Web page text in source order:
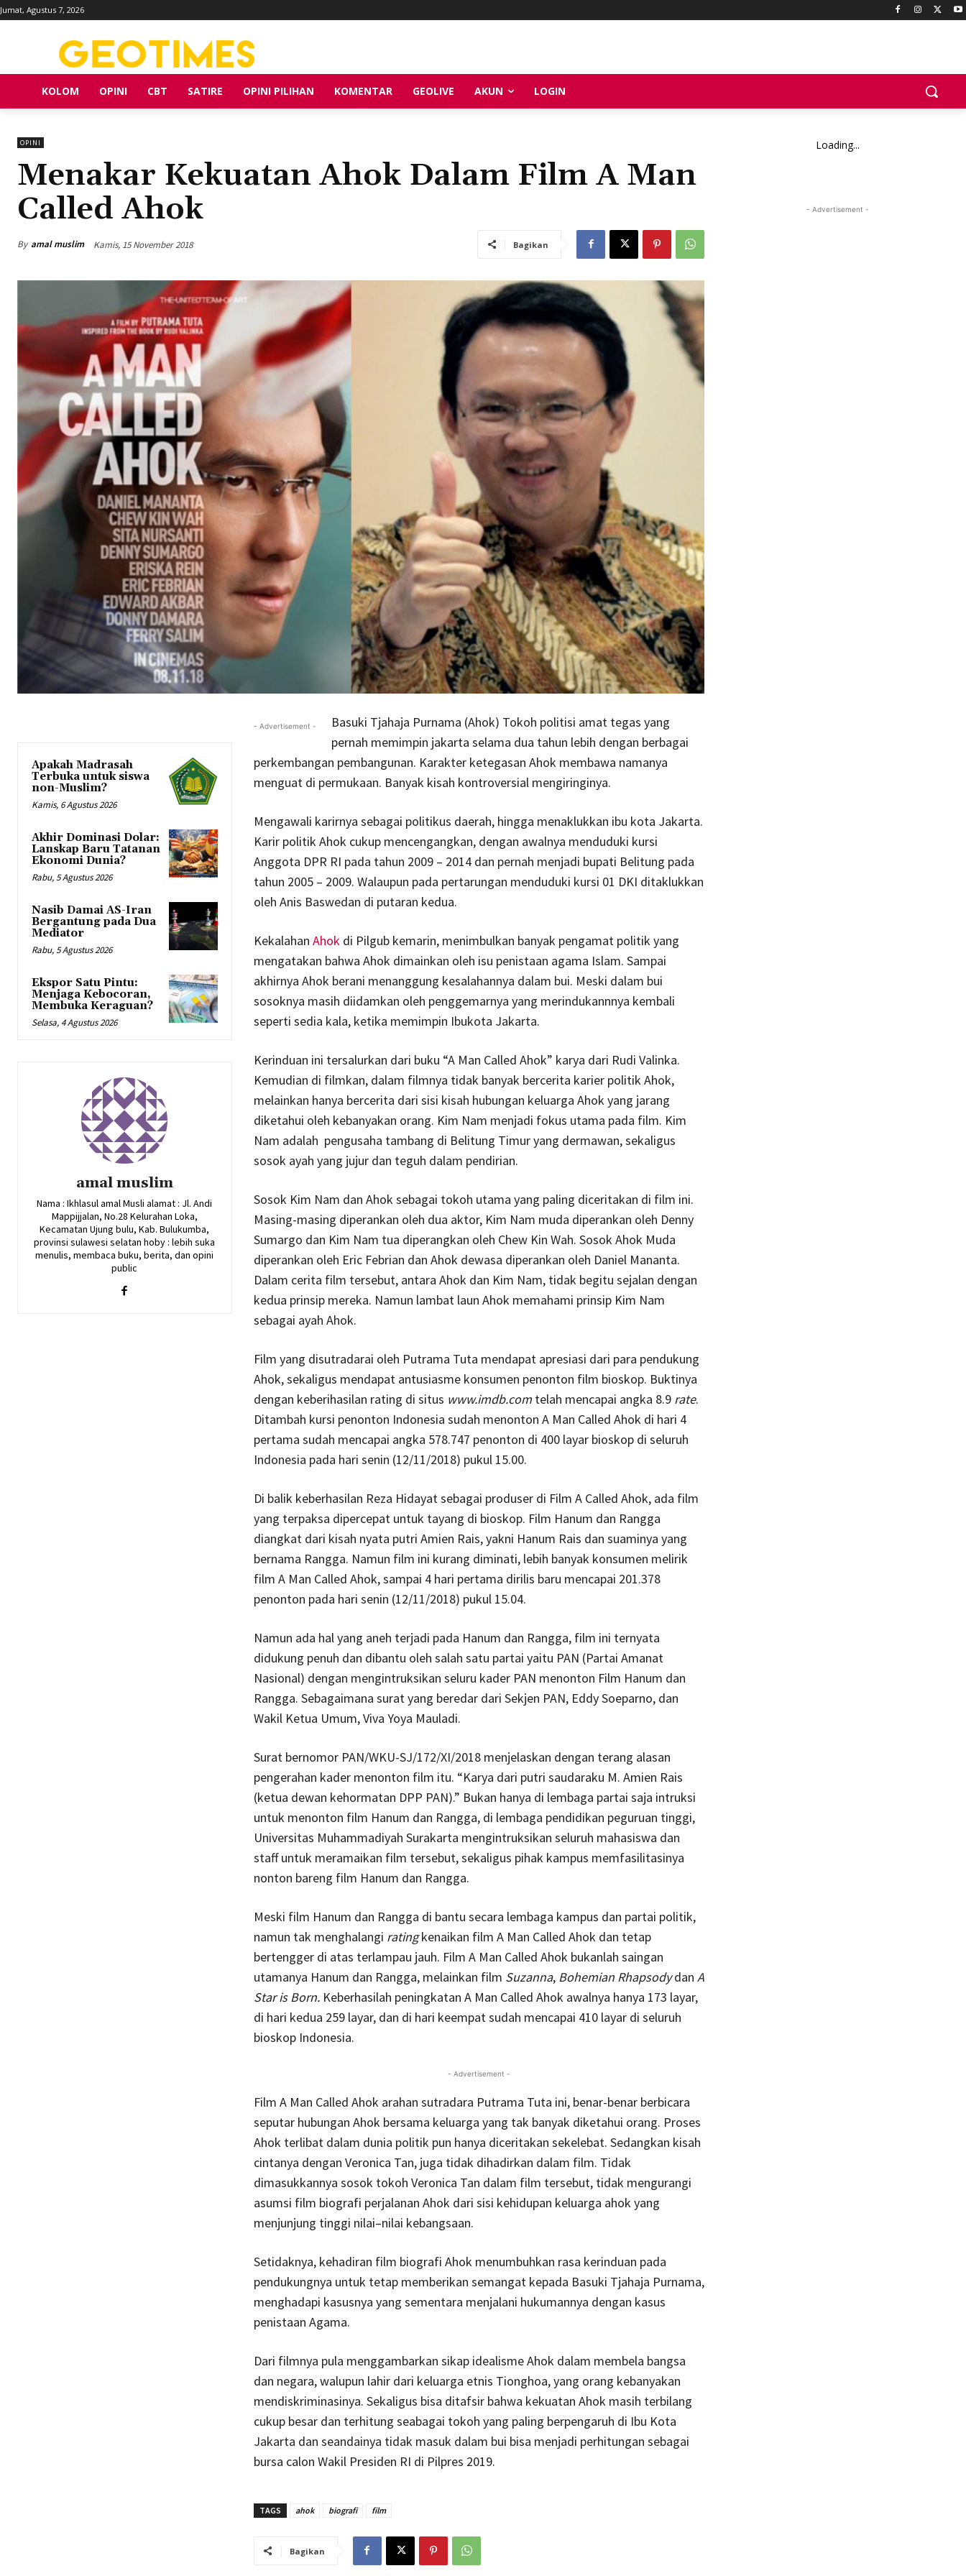
Jumat, Agustus 7, 2026
KOLOM OPINI CBT SATIRE OPINI PILIHAN KOMENTAR GEOLIVE AKUN LOGIN
OPINI
Menakar Kekuatan Ahok Dalam Film A Man
Called Ahok
By amal muslim Kamis, 15 November 2018 Bagikan
Apakah Madrasah
Terbuka untuk siswa
non-Muslim?
Kamis, 6 Agustus 2026
Akhir Dominasi Dolar:
Lanskap Baru Tatanan
Ekonomi Dunia?
Rabu, 5 Agustus 2026
Nasib Damai AS-Iran
Bergantung pada Dua
Mediator
Rabu, 5 Agustus 2026
Ekspor Satu Pintu:
Menjaga Kebocoran,
Membuka Keraguan?
Selasa, 4 Agustus 2026
amal muslim
Nama : Ikhlasul amal Musli alamat : Jl. Andi
Mappijjalan, No.28 Kelurahan Loka,
Kecamatan Ujung bulu, Kab. Bulukumba,
provinsi sulawesi selatan hoby : lebih suka
menulis, membaca buku, berita, dan opini
public
- Advertisement -
Basuki Tjahaja Purnama (Ahok) Tokoh politisi amat tegas yang
pernah memimpin jakarta selama dua tahun lebih dengan berbagai
perkembangan pembangunan. Karakter ketegasan Ahok membawa namanya
menguat di permukaan. Banyak kisah kontroversial mengiringinya.
Mengawali karirnya sebagai politikus daerah, hingga menaklukkan ibu kota Jakarta.
Karir politik Ahok cukup mencengangkan, dengan awalnya menduduki kursi
Anggota DPR RI pada tahun 2009 – 2014 dan pernah menjadi bupati Belitung pada
tahun 2005 – 2009. Walaupun pada pertarungan menduduki kursi 01 DKI ditaklukkan
oleh Anis Baswedan di putaran kedua.
Kekalahan Ahok di Pilgub kemarin, menimbulkan banyak pengamat politik yang
mengatakan bahwa Ahok dimainkan oleh isu penistaan agama Islam. Sampai
akhirnya Ahok berani menanggung kesalahannya dalam bui. Meski dalam bui
sosoknya masih diidamkan oleh penggemarnya yang merindukannnya kembali
seperti sedia kala, ketika memimpin Ibukota Jakarta.
Kerinduan ini tersalurkan dari buku “A Man Called Ahok” karya dari Rudi Valinka.
Kemudian di filmkan, dalam filmnya tidak banyak bercerita karier politik Ahok,
melainkan hanya bercerita dari sisi kisah hubungan keluarga Ahok yang jarang
diketahui oleh kebanyakan orang. Kim Nam menjadi fokus utama pada film. Kim
Nam adalah pengusaha tambang di Belitung Timur yang dermawan, sekaligus
sosok ayah yang jujur dan teguh dalam pendirian.
Sosok Kim Nam dan Ahok sebagai tokoh utama yang paling diceritakan di film ini.
Masing-masing diperankan oleh dua aktor, Kim Nam muda diperankan oleh Denny
Sumargo dan Kim Nam tua diperangkan oleh Chew Kin Wah. Sosok Ahok Muda
diperankan oleh Eric Febrian dan Ahok dewasa diperankan oleh Daniel Mananta.
Dalam cerita film tersebut, antara Ahok dan Kim Nam, tidak begitu sejalan dengan
kedua prinsip mereka. Namun lambat laun Ahok memahami prinsip Kim Nam
sebagai ayah Ahok.
Film yang disutradarai oleh Putrama Tuta mendapat apresiasi dari para pendukung
Ahok, sekaligus mendapat antusiasme konsumen penonton film bioskop. Buktinya
dengan keberihasilan rating di situs www.imdb.comtelah mencapai angka 8.9 rate.
Ditambah kursi penonton Indonesia sudah menonton A Man Called Ahok di hari 4
pertama sudah mencapai angka 578.747 penonton di 400 layar bioskop di seluruh
Indonesia pada hari senin (12/11/2018) pukul 15.00.
Di balik keberhasilan Reza Hidayat sebagai produser di Film A Called Ahok, ada film
yang terpaksa dipercepat untuk tayang di bioskop. Film Hanum dan Rangga
diangkat dari kisah nyata putri Amien Rais, yakni Hanum Rais dan suaminya yang
bernama Rangga. Namun film ini kurang diminati, lebih banyak konsumen melirik
film A Man Called Ahok, sampai 4 hari pertama dirilis baru mencapai 201.378
penonton pada hari senin (12/11/2018) pukul 15.04.
Namun ada hal yang aneh terjadi pada Hanum dan Rangga, film ini ternyata
didukung penuh dan dibantu oleh salah satu partai yaitu PAN (Partai Amanat
Nasional) dengan mengintruksikan seluru kader PAN menonton Film Hanum dan
Rangga. Sebagaimana surat yang beredar dari Sekjen PAN, Eddy Soeparno, dan
Wakil Ketua Umum, Viva Yoya Mauladi.
Surat bernomor PAN/WKU-SJ/172/XI/2018 menjelaskan dengan terang alasan
pengerahan kader menonton film itu. “Karya dari putri saudaraku M. Amien Rais
(ketua dewan kehormatan DPP PAN).” Bukan hanya di lembaga partai saja intruksi
untuk menonton film Hanum dan Rangga, di lembaga pendidikan peguruan tinggi,
Universitas Muhammadiyah Surakarta mengintruksikan seluruh mahasiswa dan
staff untuk meramaikan film tersebut, sekaligus pihak kampus memfasilitasinya
nonton bareng film Hanum dan Rangga.
Meski film Hanum dan Rangga di bantu secara lembaga kampus dan partai politik,
namun tak menghalangi ratingkenaikan film A Man Called Ahok dan tetap
bertengger di atas terlampau jauh. Film A Man Called Ahok bukanlah saingan
utamanya Hanum dan Rangga, melainkan film Suzanna, Bohemian Rhapsodydan A
Star is Born. Keberhasilah peningkatan A Man Called Ahok awalnya hanya 173 layar,
di hari kedua 259 layar, dan di hari keempat sudah mencapai 410 layar di seluruh
bioskop Indonesia.
- Advertisement -
Film A Man Called Ahok arahan sutradara Putrama Tuta ini, benar-benar berbicara
seputar hubungan Ahok bersama keluarga yang tak banyak diketahui orang. Proses
Ahok terlibat dalam dunia politik pun hanya diceritakan sekelebat. Sedangkan kisah
cintanya dengan Veronica Tan, juga tidak dihadirkan dalam film. Tidak
dimasukkannya sosok tokoh Veronica Tan dalam film tersebut, tidak mengurangi
asumsi film biografi perjalanan Ahok dari sisi kehidupan keluarga ahok yang
menjunjung tinggi nilai–nilai kebangsaan.
Setidaknya, kehadiran film biografi Ahok menumbuhkan rasa kerinduan pada
pendukungnya untuk tetap memberikan semangat kepada Basuki Tjahaja Purnama,
menghadapi kasusnya yang sementara menjalani hukumannya dengan kasus
penistaan Agama.
Dari filmnya pula menggambarkan sikap idealisme Ahok dalam membela bangsa
dan negara, walupun lahir dari keluarga etnis Tionghoa, yang orang kebanyakan
mendiskriminasinya. Sekaligus bisa ditafsir bahwa kekuatan Ahok masih terbilang
cukup besar dan terhitung seabagai tokoh yang paling berpengaruh di Ibu Kota
Jakarta dan seandainya tidak masuk dalam bui bisa menjadi perhitungan sebagai
bursa calon Wakil Presiden RI di Pilpres 2019.
TAGS ahok biografi film
Bagikan
Loading...
- Advertisement -